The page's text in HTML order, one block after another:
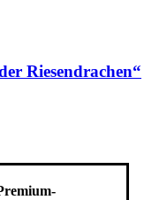
Riesendrachen“